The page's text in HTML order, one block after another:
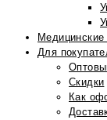
Медицинские
Для
Скидки
Как